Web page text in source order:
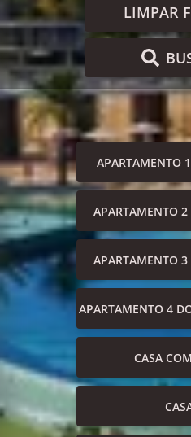
LIMPAR
APARTAMENTO
APARTAMENTO
APARTAMENTO
APARTAMENTO 4
CASA